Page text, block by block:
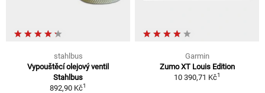
stahlbus
Vypouštěcí olejový ventil
Stahlbus
892,90 Kč1
Garmin
Zumo XT Louis Edition
10 390,71 Kč1